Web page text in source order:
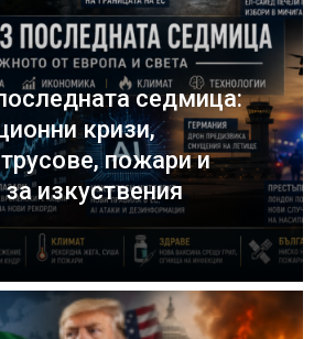
седмица:
кризи,
пожари и
изкуствения